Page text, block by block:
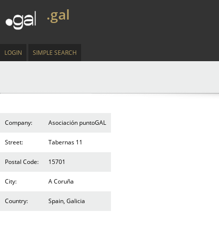
.gal
LOGIN SIMPLE SEARCH
Company: Asociación puntoGAL
Street: Tabernas 11
Postal Code: 15701
City: A Coruña
Country: Spain, Galicia